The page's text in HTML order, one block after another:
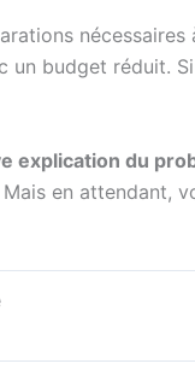
nécessaires
un budget réduit.
explication du
Mais en attendant,